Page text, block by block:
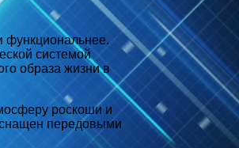
функциональнее.
системой
образа жизни в
роскоши и
передовыми